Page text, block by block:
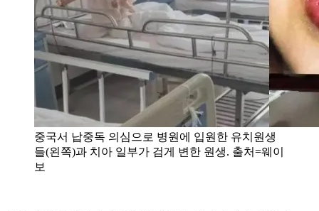
중국서 납중독 의심으로 병원에 입원한 유치원생
들(왼쪽)과 치아 일부가 검게 변한 원생. 출처=웨이
보